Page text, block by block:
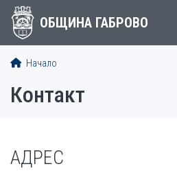
ОБЩИНА ГАБРОВО
Начало
Контакт
АДРЕС